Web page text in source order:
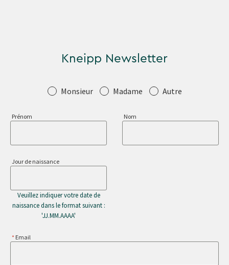
Kneipp Newsletter
SalutationMonsieur Madame Autre
Prénom Nom
Jour de naissance
Veuillez indiquer votre date de
naissance dans le format suivant :
'JJ.MM.AAAA'
Email